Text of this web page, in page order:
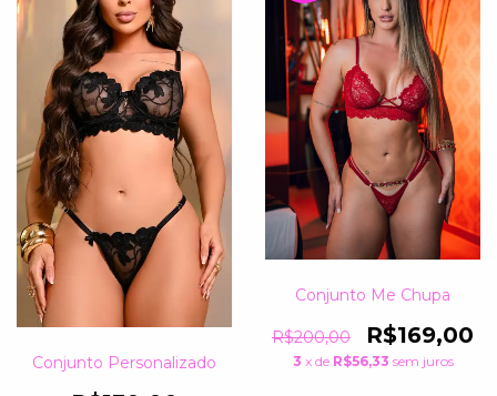
Conjunto Personalizado
Conjunto Me Chupa
R$200,00 R$169,00
3 x de R$56,33 sem juros